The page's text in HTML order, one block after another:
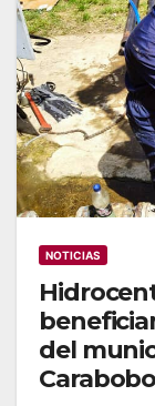
NOTICIAS
del
Carabobo